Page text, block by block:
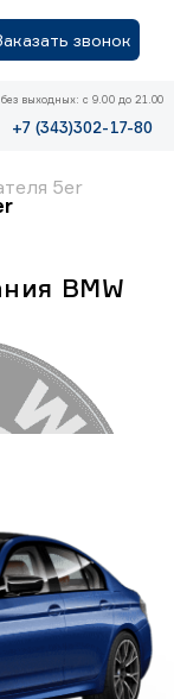
звонок
без выходных: с 9.00 до 21.00
+7 (343)302-17-80
5er
BMW